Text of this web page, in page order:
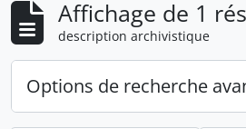
Affichage de 1
description archivistique
Options de recherche